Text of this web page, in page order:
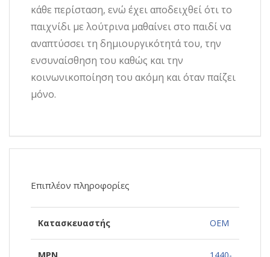
κάθε περίσταση, ενώ έχει αποδειχθεί ότι το
παιχνίδι με λούτρινα μαθαίνει στο παιδί να
αναπτύσσει τη δημιουργικότητά του, την
ενσυναίσθηση του καθώς και την
κοινωνικοποίηση του ακόμη και όταν παίζει
μόνο.
Επιπλέον πληροφορίες
Κατασκευαστής OEM
MPN
1440-